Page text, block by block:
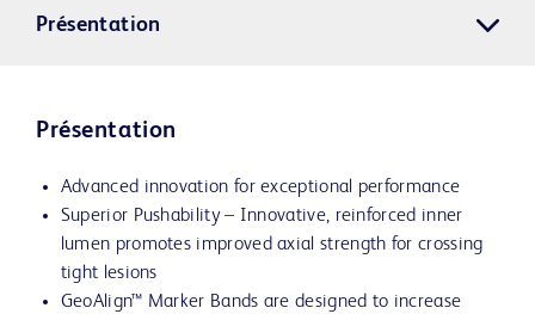
Présentation
Présentation
Advanced innovation for exceptional performance
Superior Pushability – Innovative, reinforced inner
lumen promotes improved axial strength for crossing
tight lesions
GeoAlign™ Marker Bands are designed to increase